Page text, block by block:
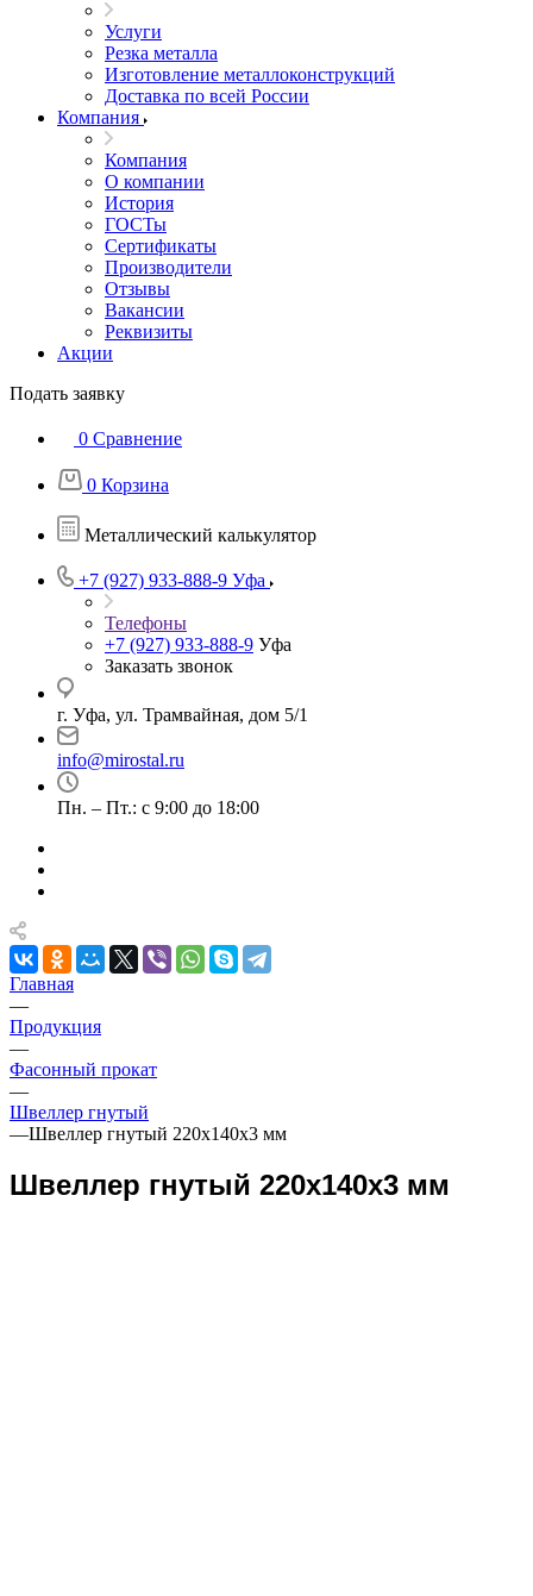
Услуги
Резка металла
Изготовление металлоконструкций
Доставка по всей России
Компания
Компания
О компании
История
ГОСТы
Сертификаты
Производители
Отзывы
Вакансии
Реквизиты
Акции
Подать заявку
0 Сравнение
0 Корзина
Металлический калькулятор
+7 (927) 933-888-9 Уфа
Телефоны
+7 (927) 933-888-9 Уфа
Заказать звонок
г. Уфа, ул. Трамвайная, дом 5/1
info@mirostal.ru
Пн. – Пт.: с 9:00 до 18:00
Главная
—
Продукция
—
Фасонный прокат
—
Швеллер гнутый
—Швеллер гнутый 220х140х3 мм
Швеллер гнутый 220х140х3 мм